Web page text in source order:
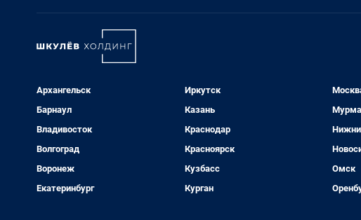
Архангельск
Барнаул
Владивосток
Волгоград
Воронеж
Екатеринбург
Иркутск
Казань
Краснодар
Красноярск
Кузбасс
Курган
Омск